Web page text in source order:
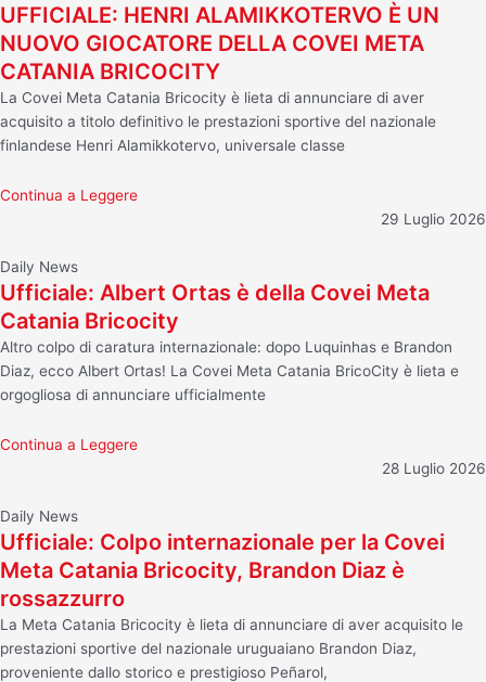
UFFICIALE: HENRI ALAMIKKOTERVO È UN
NUOVO GIOCATORE DELLA COVEI META
CATANIA BRICOCITY
La Covei Meta Catania Bricocity è lieta di annunciare di aver
acquisito a titolo definitivo le prestazioni sportive del nazionale
finlandese Henri Alamikkotervo, universale classe
Continua a Leggere
29 Luglio 2026
Daily News
Ufficiale: Albert Ortas è della Covei Meta
Catania Bricocity
Altro colpo di caratura internazionale: dopo Luquinhas e Brandon
Diaz, ecco Albert Ortas! La Covei Meta Catania BricoCity è lieta e
orgogliosa di annunciare ufficialmente
Continua a Leggere
28 Luglio 2026
Daily News
Ufficiale: Colpo internazionale per la Covei
Meta Catania Bricocity, Brandon Diaz è
rossazzurro
La Meta Catania Bricocity è lieta di annunciare di aver acquisito le
prestazioni sportive del nazionale uruguaiano Brandon Diaz,
proveniente dallo storico e prestigioso Peñarol,